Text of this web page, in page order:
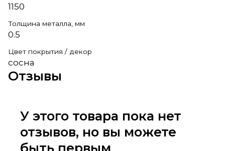
1150
Толщина металла, мм
0.5
Цвет покрытия / декор
сосна
Отзывы
У этого товара пока нет
отзывов, но вы можете
быть первым